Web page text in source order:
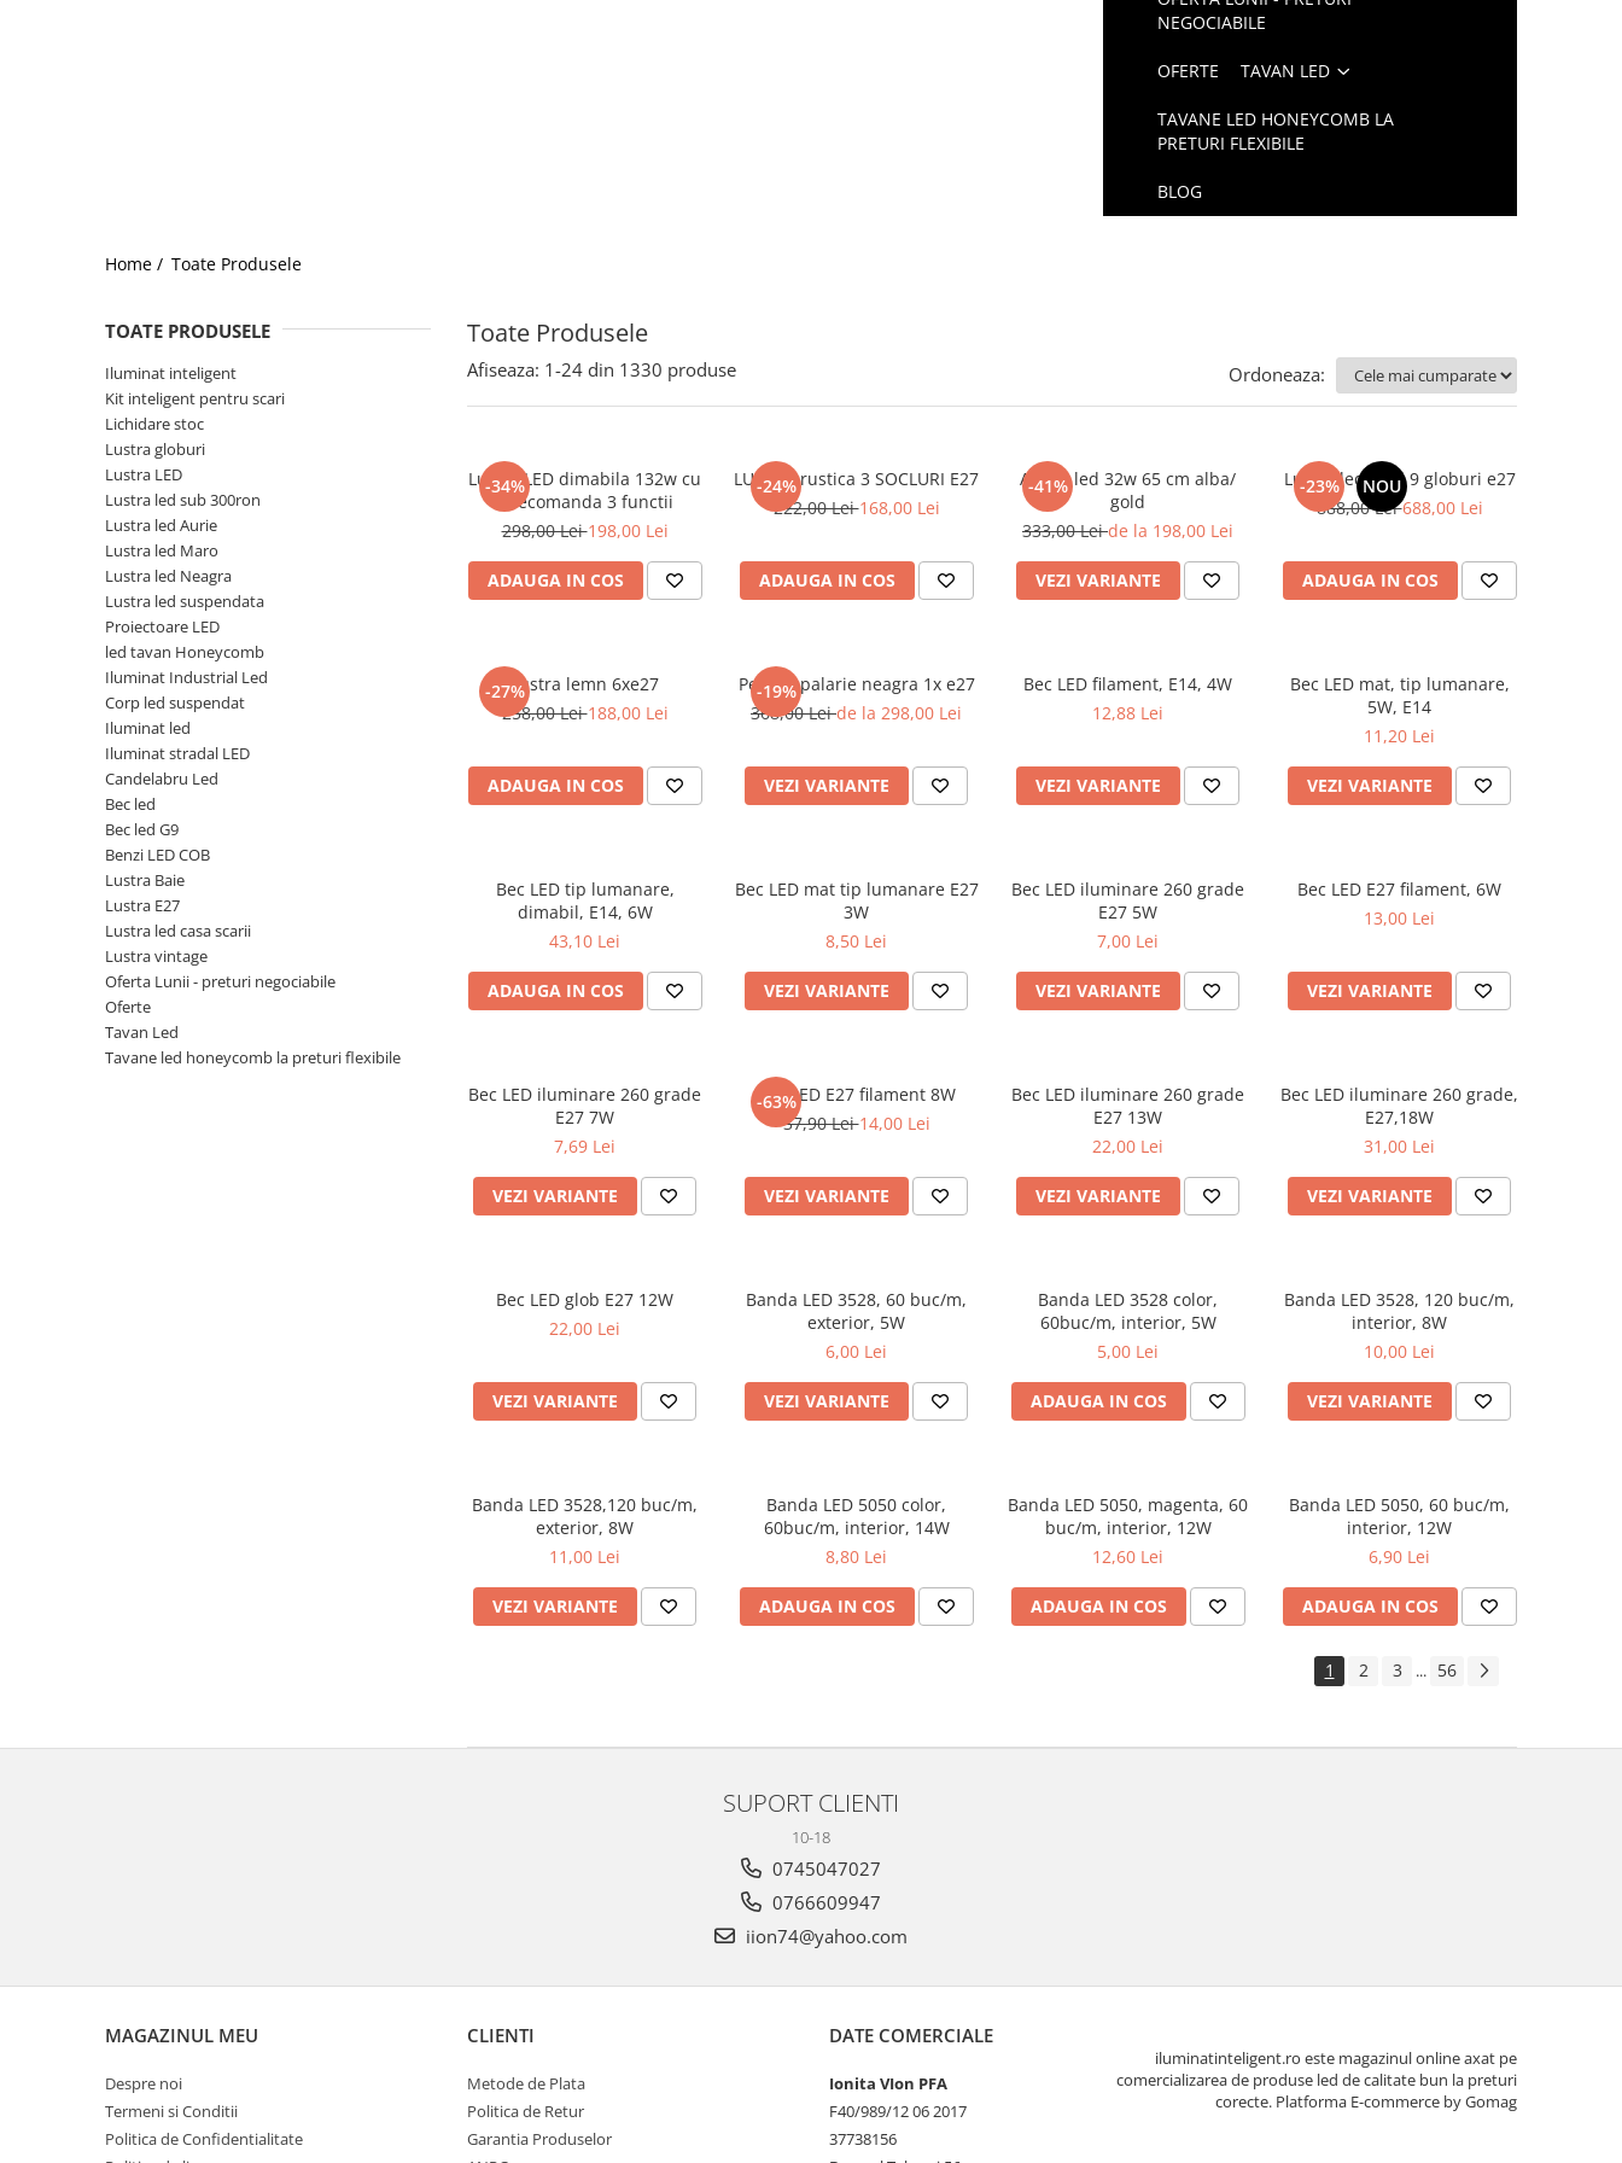
NEGOCIABILE
OFERTE TAVAN LED
TAVANE LED HONEYCOMB LA
PRETURI FLEXIBILE
BLOG
Home / Toate Produsele
Toate Produsele
TOATE PRODUSELE
Iluminat inteligent
Kit inteligent pentru scari
Lichidare stoc
Lustra globuri
Lustra LED
Lustra led sub 300ron
Lustra led Aurie
Lustra led Maro
Lustra led Neagra
Lustra led suspendata
Proiectoare LED
led tavan Honeycomb
Iluminat Industrial Led
Corp led suspendat
Iluminat led
Iluminat stradal LED
Candelabru Led
Bec led
Bec led G9
Benzi LED COB
Lustra Baie
Lustra E27
Lustra led casa scarii
Lustra vintage
Oferta Lunii - preturi negociabile
Oferte
Tavan Led
Tavane led honeycomb la preturi flexibile
Afiseaza: 1-24 din 1330 produse Ordoneaza:
-34%
Lustra LED dimabila 132w cu
telecomanda 3 functii
298,00 Lei198,00 Lei
ADAUGA IN COS
-24%
LUSTRA rustica 3 SOCLURI E27
222,00 Lei168,00 Lei
ADAUGA IN COS
-41%
Aplica led 32w 65 cm alba/
gold
333,00 Leide la 198,00 Lei
VEZI VARIANTE
-23% NOU
Lustra led gold 9 globuri e27
888,00 Lei688,00 Lei
ADAUGA IN COS
-27%Lustra lemn 6xe27
258,00 Lei188,00 Lei
ADAUGA IN COS
-19%
Pendul palarie neagra 1x e27
368,00 Leide la 298,00 Lei
VEZI VARIANTE
Bec LED filament, E14, 4W
12,88 Lei
VEZI VARIANTE
Bec LED mat, tip lumanare,
5W, E14
11,20 Lei
VEZI VARIANTE
Bec LED tip lumanare,
dimabil, E14, 6W
43,10 Lei
ADAUGA IN COS
Bec LED mat tip lumanare E27
3W
8,50 Lei
VEZI VARIANTE
Bec LED iluminare 260 grade
E27 5W
7,00 Lei
VEZI VARIANTE
Bec LED E27 filament, 6W
13,00 Lei
VEZI VARIANTE
Bec LED iluminare 260 grade
E27 7W
7,69 Lei
VEZI VARIANTE
-63%
Bec LED E27 filament 8W
37,90 Lei14,00 Lei
VEZI VARIANTE
Bec LED iluminare 260 grade
E27 13W
22,00 Lei
VEZI VARIANTE
Bec LED iluminare 260 grade,
E27,18W
31,00 Lei
VEZI VARIANTE
Bec LED glob E27 12W
22,00 Lei
VEZI VARIANTE
Banda LED 3528, 60 buc/m,
exterior, 5W
6,00 Lei
VEZI VARIANTE
Banda LED 3528 color,
60buc/m, interior, 5W
5,00 Lei
ADAUGA IN COS
Banda LED 3528, 120 buc/m,
interior, 8W
10,00 Lei
VEZI VARIANTE
Banda LED 3528,120 buc/m,
exterior, 8W
11,00 Lei
VEZI VARIANTE
Banda LED 5050 color,
60buc/m, interior, 14W
8,80 Lei
ADAUGA IN COS
Banda LED 5050, magenta, 60
buc/m, interior, 12W
12,60 Lei
ADAUGA IN COS
Banda LED 5050, 60 buc/m,
interior, 12W
6,90 Lei
ADAUGA IN COS
1 2 3 ... 56
SUPORT CLIENTI
10-18
0745047027
0766609947
iion74@yahoo.com
MAGAZINUL MEU
Despre noi
Termeni si Conditii
Politica de Confidentialitate
CLIENTI
Metode de Plata
Politica de Retur
Garantia Produselor
DATE COMERCIALE
Ionita VIon PFA
F40/989/12 06 2017
37738156
iluminatinteligent.ro este magazinul online axat pe
comercializarea de produse led de calitate bun la preturi
corecte. Platforma E-commerce by Gomag